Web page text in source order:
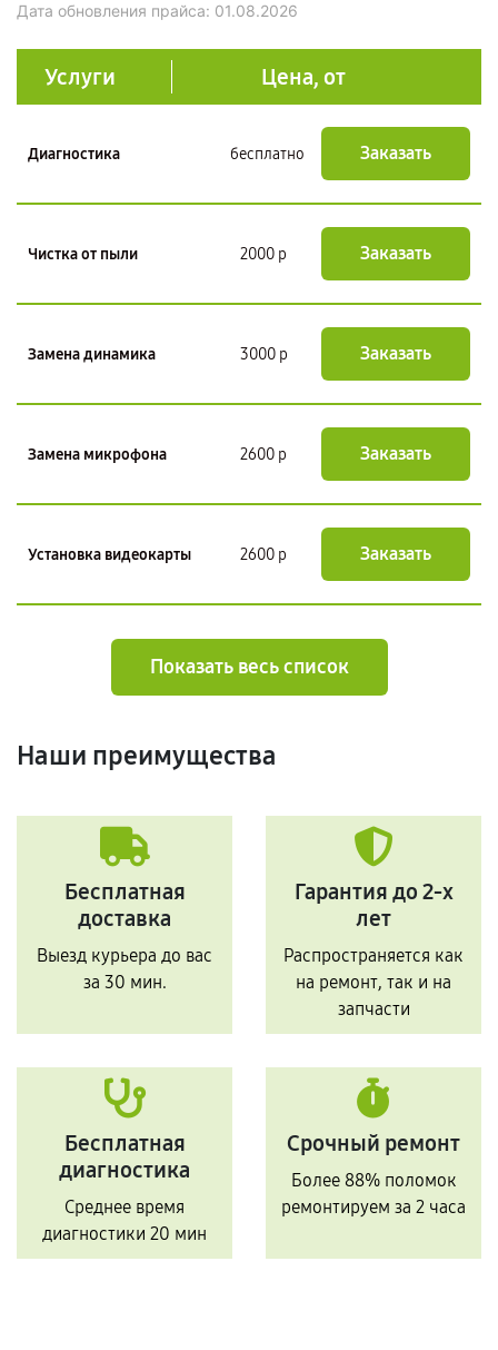
Дата обновления прайса: 01.08.2026
Услуги Цена, от
Диагностика бесплатно Заказать
Чистка от пыли 2000 р Заказать
Замена динамика 3000 р Заказать
Замена микрофона 2600 р Заказать
Установка видеокарты 2600 р Заказать
Показать весь список
Наши преимущества
Бесплатная
доставка
Выезд курьера до вас
за 30 мин.
Гарантия до 2-х
лет
Распространяется как
на ремонт, так и на
запчасти
Бесплатная
диагностика
Среднее время
диагностики 20 мин
Срочный ремонт
Более 88% поломок
ремонтируем за 2 часа